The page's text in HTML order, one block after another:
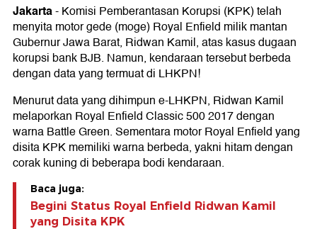
Jakarta-Komisi Pemberantasan Korupsi (KPK) telah
menyita motor gede (moge) Royal Enfield milik mantan
Gubernur Jawa Barat, Ridwan Kamil, atas kasus dugaan
korupsi bank BJB. Namun, kendaraan tersebut berbeda
dengan data yang termuat di LHKPN!
Menurut data yang dihimpun e-LHKPN, Ridwan Kamil
melaporkan Royal Enfield Classic 500 2017 dengan
warna Battle Green. Sementara motor Royal Enfield yang
disita KPK memiliki warna berbeda, yakni hitam dengan
corak kuning di beberapa bodi kendaraan.
Baca juga:
Begini Status Royal Enfield Ridwan Kamil
yang Disita KPK